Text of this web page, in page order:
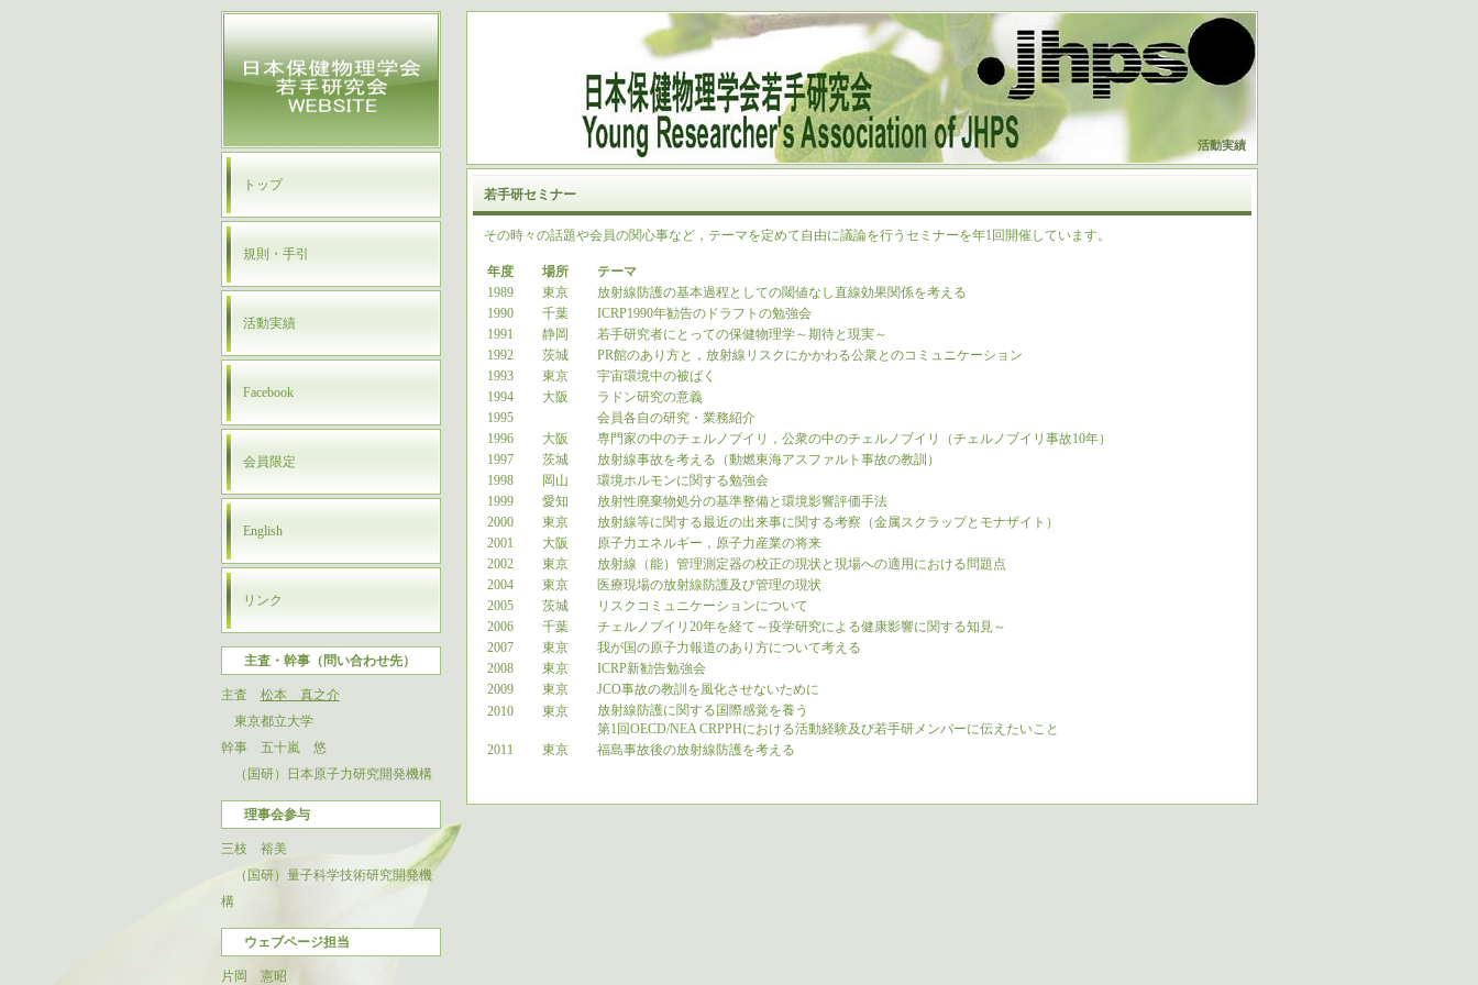
活動実績
若手研セミナー
その時々の話題や会員の関心事など，テーマを定めて自由に議論を行うセミナーを年1回開催しています。
年度 場所
テーマ
1989
東京
放射線防護の基本過程としての閾値なし直線効果関係を考える
1990
千葉
ICRP1990年勧告のドラフトの勉強会
1991
静岡
若手研究者にとっての保健物理学～期待と現実～
1992
茨城
PR館のあり方と，放射線リスクにかかわる公衆とのコミュニケーション
1993
東京
宇宙環境中の被ばく
1994
大阪
ラドン研究の意義
1995
会員各自の研究・業務紹介
1996
大阪
専門家の中のチェルノブイリ，公衆の中のチェルノブイリ（チェルノブイリ事故10年）
1997
茨城
放射線事故を考える（動燃東海アスファルト事故の教訓）
1998
岡山
環境ホルモンに関する勉強会
1999
愛知
放射性廃棄物処分の基準整備と環境影響評価手法
2000
東京
放射線等に関する最近の出来事に関する考察（金属スクラップとモナザイト）
2001
大阪
原子力エネルギー，原子力産業の将来
2002
東京
放射線（能）管理測定器の校正の現状と現場への適用における問題点
2004
東京
医療現場の放射線防護及び管理の現状
2005
茨城
リスクコミュニケーションについて
2006
千葉
チェルノブイリ20年を経て～疫学研究による健康影響に関する知見～
2007
東京
我が国の原子力報道のあり方について考える
2008
東京
ICRP新勧告勉強会
2009
東京
JCO事故の教訓を風化させないために
2010
東京
放射線防護に関する国際感覚を養う
第1回OECD/NEA CRPPHにおける活動経験及び若手研メンバーに伝えたいこと
2011
東京 福島事故後の放射線防護を考える
トップ
規則・手引
活動実績
Facebook
会員限定
English
リンク
主査・幹事（問い合わせ先）
主査 松本 真之介
東京都立大学
幹事 五十嵐 悠
（国研）日本原子力研究開発機構
理事会参与
三枝 裕美
（国研）量子科学技術研究開発機
構
ウェブページ担当
片岡 憲昭